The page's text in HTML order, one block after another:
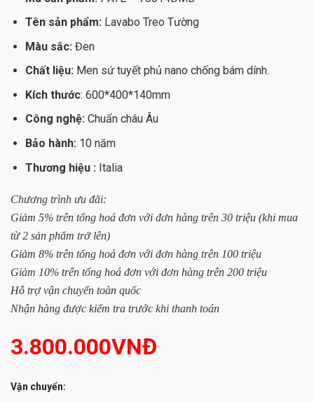
based on
customer
Tên sản phẩm:Lavabo Treo Tường
Màu sắc: Đen
Chất liệu:Men sứ tuyết phủ nano chống bám dính.
Kích thước: 600*400*140mm
Công nghệ:Chuẩn châu Âu
Bảo hành:10 năm
Thương hiệu : Italia
Chương trình ưu đãi:
Giảm 5% trên tổng hoá đơn với đơn hàng trên 30 triệu (khi mua
từ 2 sản phẩm trở lên)
Giảm 8% trên tổng hoá đơn với đơn hàng trên 100 triệu
Giảm 10% trên tổng hoá đơn với đơn hàng trên 200 triệu
Hỗ trợ vận chuyển toàn quốc
Nhận hàng được kiểm tra trước khi thanh toán
3.800.000VNĐ
Vận chuyển: